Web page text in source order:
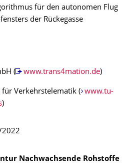
für den autonomen Flug
der Rückegasse
( www.trans4mation.de)
für Verkehrstelematik ( www.tu-
)
2022
Nachwachsende Rohstoffe